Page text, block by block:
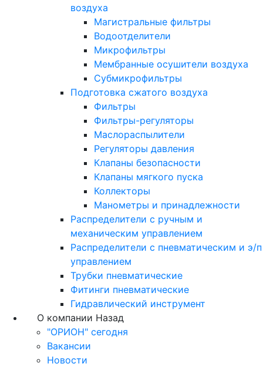
воздуха
Магистральные фильтры
Водоотделители
Микрофильтры
Мембранные осушители воздуха
Субмикрофильтры
Подготовка сжатого воздуха
Фильтры
Фильтры-регуляторы
Маслораспылители
Регуляторы давления
Клапаны безопасности
Клапаны мягкого пуска
Коллекторы
Манометры и принадлежности
Распределители с ручным и
механическим управлением
Распределители с пневматическим и э/п
управлением
Трубки пневматические
Фитинги пневматические
Гидравлический инструмент
О компании Назад
"ОРИОН" сегодня
Вакансии
Новости